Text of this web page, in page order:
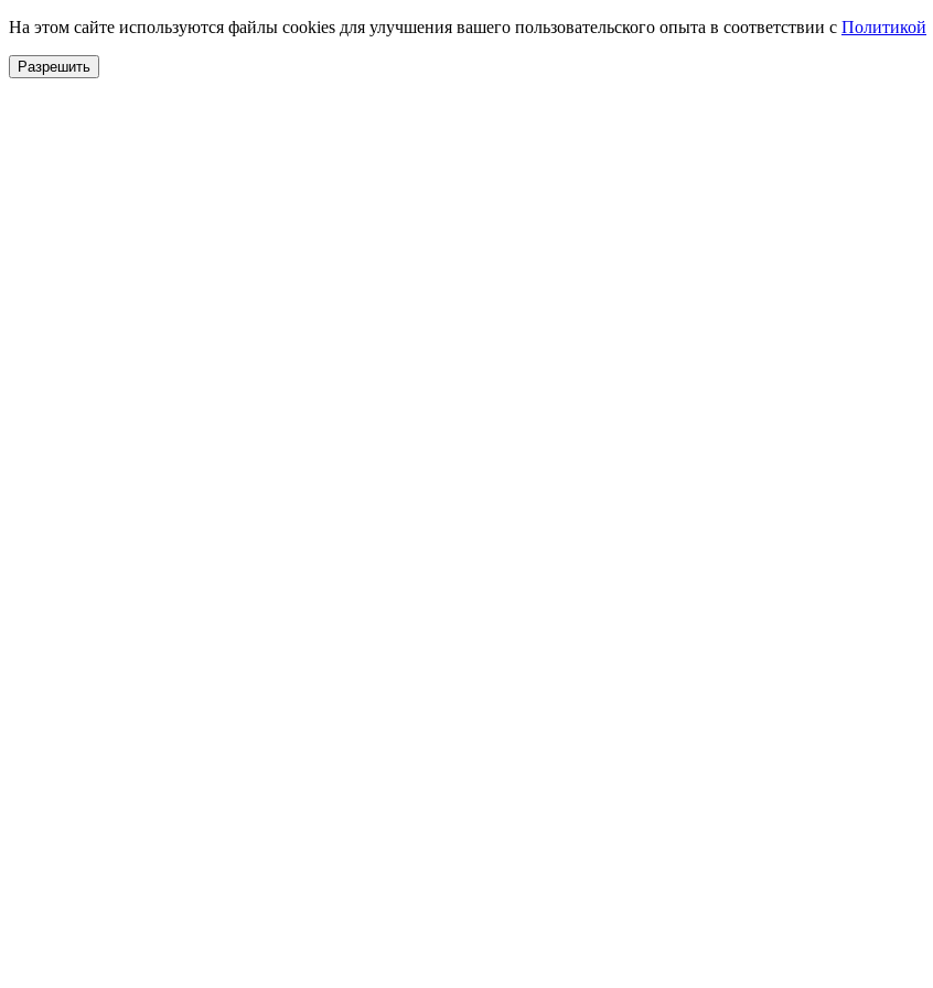
На этом сайте используются файлы cookies для улучшения вашего пользовательского опыта в соответствии с Политикой
Разрешить